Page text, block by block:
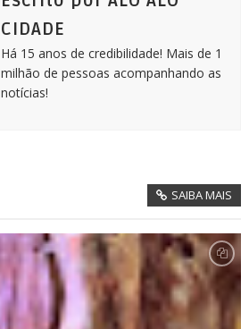
CIDADE
Há 15 anos de credibilidade! Mais de 1
milhão de pessoas acompanhando as
notícias!
SAIBA MAIS